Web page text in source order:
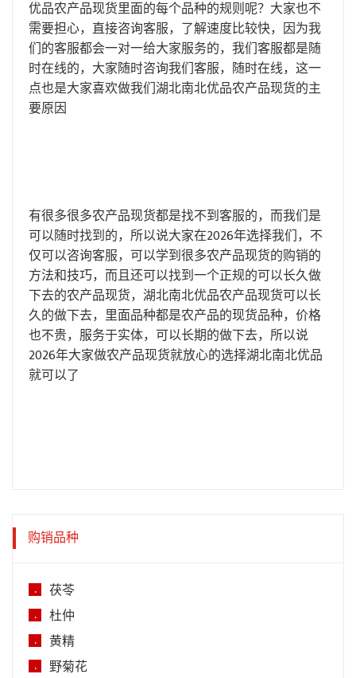
优品农产品现货里面的每个品种的规则呢？大家也不
需要担心，直接咨询客服，了解速度比较快，因为我
们的客服都会一对一给大家服务的，我们客服都是随
时在线的，大家随时咨询我们客服，随时在线，这一
点也是大家喜欢做我们湖北南北优品农产品现货的主
要原因
有很多很多农产品现货都是找不到客服的，而我们是
可以随时找到的，所以说大家在2026年选择我们，不
仅可以咨询客服，可以学到很多农产品现货的购销的
方法和技巧，而且还可以找到一个正规的可以长久做
下去的农产品现货，湖北南北优品农产品现货可以长
久的做下去，里面品种都是农产品的现货品种，价格
也不贵，服务于实体，可以长期的做下去，所以说
2026年大家做农产品现货就放心的选择湖北南北优品
就可以了
购销品种
. 茯苓
. 杜仲
. 黄精
. 野菊花